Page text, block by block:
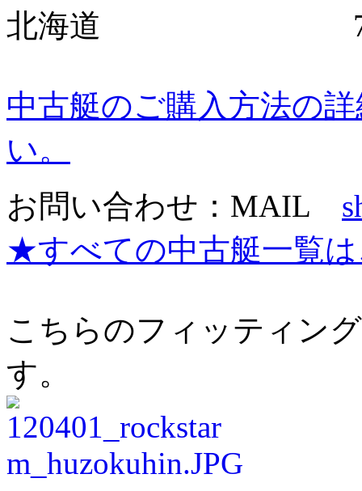
北海道
中古艇のご購入方法の
い。
お問い合わせ：MAIL
★すべての中古艇一覧
こちらのフィッティン
す。